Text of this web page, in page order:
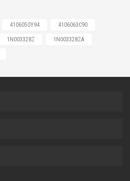
4106050Y94 4106063C90
1N003328Z 1N003328ZA